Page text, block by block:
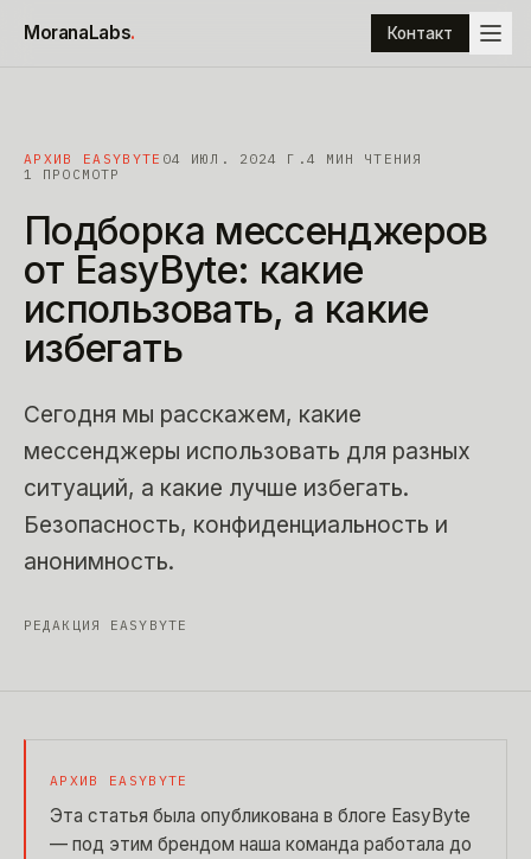
MoranaLabs. Контакт
АРХИВ EASYBYTE 04 ИЮЛ. 2024 Г. 4
МИН ЧТЕНИЯ
1 ПРОСМОТР
Подборка мессенджеров
от EasyByte: какие
использовать, а какие
избегать
Сегодня мы расскажем, какие
мессенджеры использовать для разных
ситуаций, а какие лучше избегать.
Безопасность, конфиденциальность и
анонимность.
РЕДАКЦИЯ EASYBYTE
АРХИВ EASYBYTE
Эта статья была опубликована в блоге EasyByte
— под этим брендом наша команда работала до